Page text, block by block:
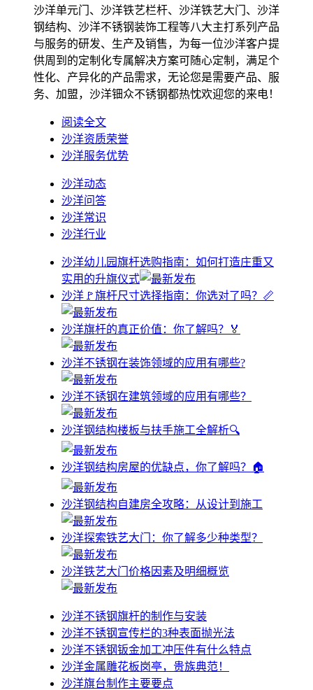
沙洋单元门、沙洋铁艺栏杆、沙洋铁艺大门、沙洋
钢结构、沙洋不锈钢装饰工程等八大主打系列产品
与服务的研发、生产及销售，为每一位沙洋客户提
供周到的定制化专属解决方案可随心定制，满足个
性化、产异化的产品需求，无论您是需要产品、服
务、加盟，沙洋钿众不锈钢都热忱欢迎您的来电！
阅读全文
沙洋资质荣誉
沙洋服务优势
沙洋动态
沙洋问答
沙洋常识
沙洋行业
沙洋幼儿园旗杆选购指南：如何打造庄重又
实用的升旗仪式
沙洋🚩旗杆尺寸选择指南：你选对了吗？📏
沙洋旗杆的真正价值：你了解吗？🏅
沙洋不锈钢在装饰领域的应用有哪些?
沙洋不锈钢在建筑领域的应用有哪些？
沙洋钢结构楼板与扶手施工全解析🔍
沙洋钢结构房屋的优缺点，你了解吗？🏠
沙洋钢结构自建房全攻略：从设计到施工
沙洋探索铁艺大门：你了解多少种类型？
沙洋铁艺大门价格因素及明细概览
沙洋不锈钢旗杆的制作与安装
沙洋不锈钢宣传栏的3种表面抛光法
沙洋不锈钢钣金加工冲压件有什么特点
沙洋金属雕花板岗亭，贵族典范！
沙洋旗台制作主要要点